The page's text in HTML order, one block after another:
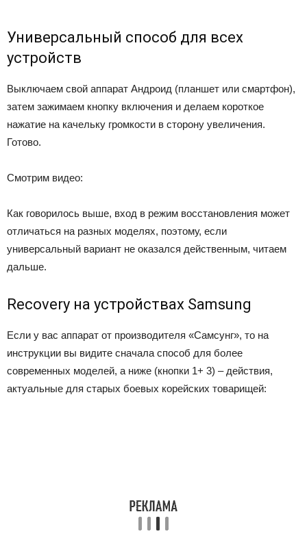
Универсальный способ для всех
устройств
Выключаем свой аппарат Андроид (планшет или смартфон),
затем зажимаем кнопку включения и делаем короткое
нажатие на качельку громкости в сторону увеличения.
Готово.
Смотрим видео:
Как говорилось выше, вход в режим восстановления может
отличаться на разных моделях, поэтому, если
универсальный вариант не оказался действенным, читаем
дальше.
Recovery на устройствах Samsung
Если у вас аппарат от производителя «Самсунг», то на
инструкции вы видите сначала способ для более
современных моделей, а ниже (кнопки 1+ 3) – действия,
актуальные для старых боевых корейских товарищей: